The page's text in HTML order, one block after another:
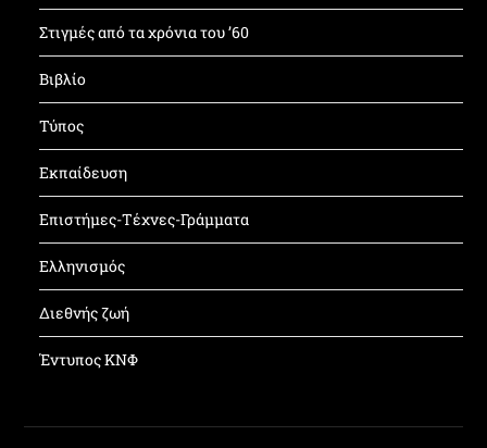
Στιγμές από τα χρόνια του ’60
Βιβλίο
Τύπος
Εκπαίδευση
Επιστήμες-Τέχνες-Γράμματα
Ελληνισμός
Διεθνής ζωή
Έντυπος ΚΝΦ